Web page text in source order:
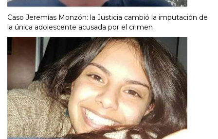
Caso Jeremías Monzón: la Justicia cambió la imputación de
la única adolescente acusada por el crimen